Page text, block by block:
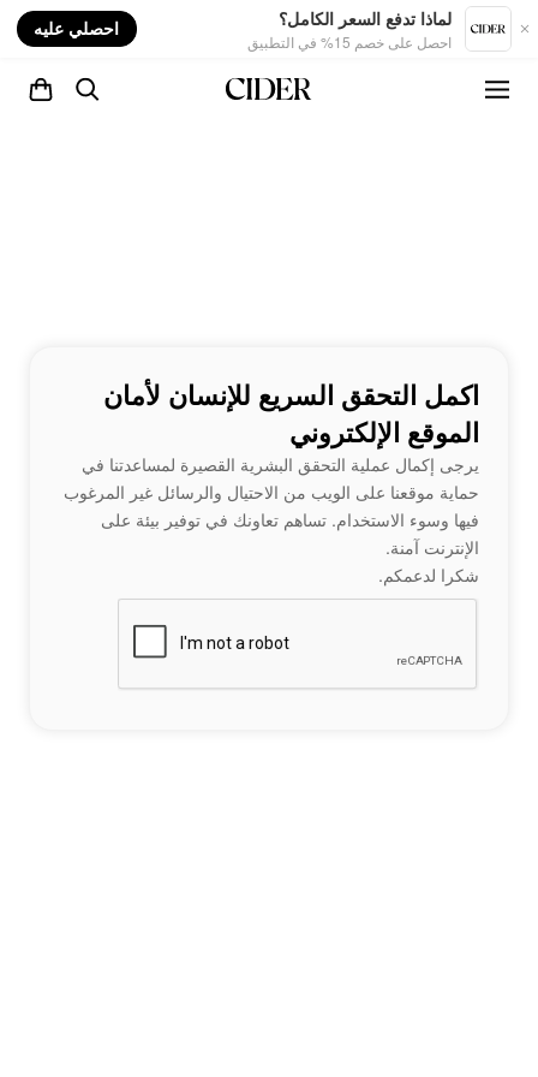
لماذا تدفع السعر الكامل؟
احصل على خصم 15% في التطبيق
احصلي عليه
اكمل التحقق السريع للإنسان لأمان
الموقع الإلكتروني
يرجى إكمال عملية التحقق البشرية القصيرة لمساعدتنا في
حماية موقعنا على الويب من الاحتيال والرسائل غير المرغوب
فيها وسوء الاستخدام. تساهم تعاونك في توفير بيئة على
الإنترنت آمنة.
شكرا لدعمكم.